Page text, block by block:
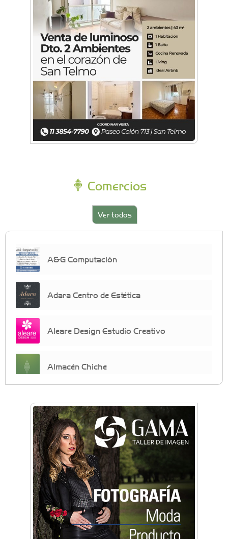
Comercios
Ver todos
A&G Computación
Adara Centro de Estética
Aleare Design Estudio Creativo
Almacén Chiche
crecimiento personal
Arq. Horacio Alejandro Sánchez
Artística ApasionArte
Artística Catalina